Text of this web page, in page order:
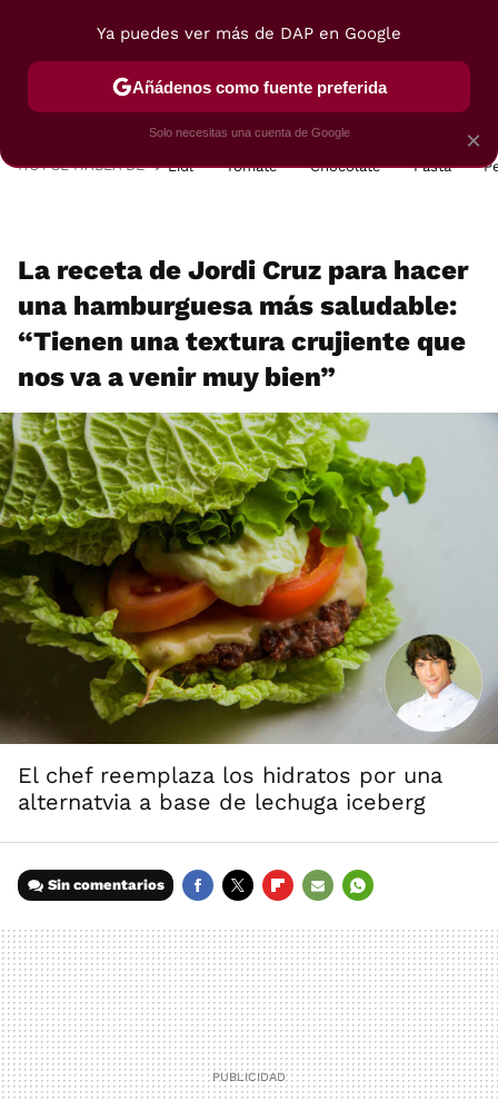
POSTRES VIAJES SELECCIÓN VEGUI
HOY SE HABLA DE Lidl Tomate Chocolate Pasta
La receta de Jordi Cruz para hacer
una hamburguesa más saludable:
“Tienen una textura crujiente que
nos va a venir muy bien”
El chef reemplaza los hidratos por una
alternatvia a base de lechuga iceberg
Sin comentarios
MAIL
×
Ya puedes ver más de DAP en Google
Añádenos como fuente preferida
Solo necesitas una cuenta de Google